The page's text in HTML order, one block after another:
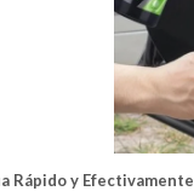
Rápido y Efectivamente